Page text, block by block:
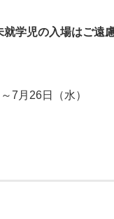
就学児の入場はご遠
7月26日（水）